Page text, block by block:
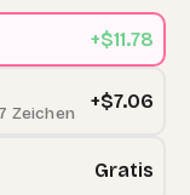
+$11.78
Zeichen
+$7.06
Gratis